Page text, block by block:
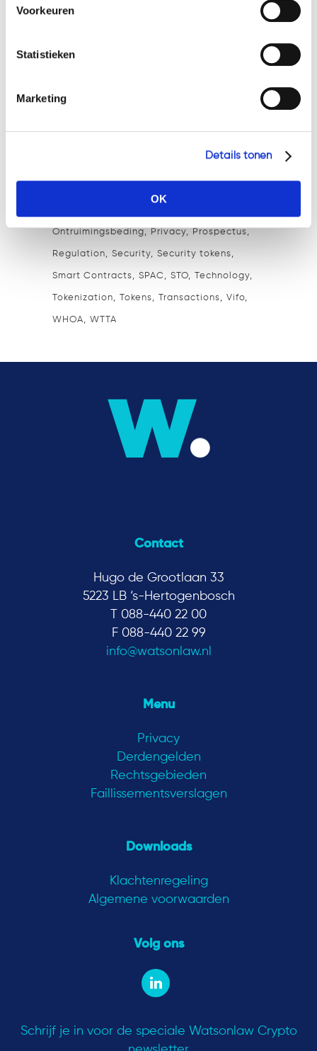
op: https://watsonlaw.nl/privacy/
Voorkeuren
Statistieken
Marketing
Details tonen
OK
Blockchain
Decentralization
Ontruimingsbeding Privacy Prospectus
Regulation Security Security tokens
Smart Contracts SPAC STO Technology
Tokenization Tokens Transactions Vifo
WHOA WTTA
Contact
Hugo de Grootlaan 33
5223 LB ‘s-Hertogenbosch
T 088-440 22 00
F 088-440 22 99
info@watsonlaw.nl
Menu
Privacy
Derdengelden
Rechtsgebieden
Faillissementsverslagen
Downloads
Klachtenregeling
Algemene voorwaarden
Volg ons
Schrijf je in voor de speciale Watsonlaw Crypto